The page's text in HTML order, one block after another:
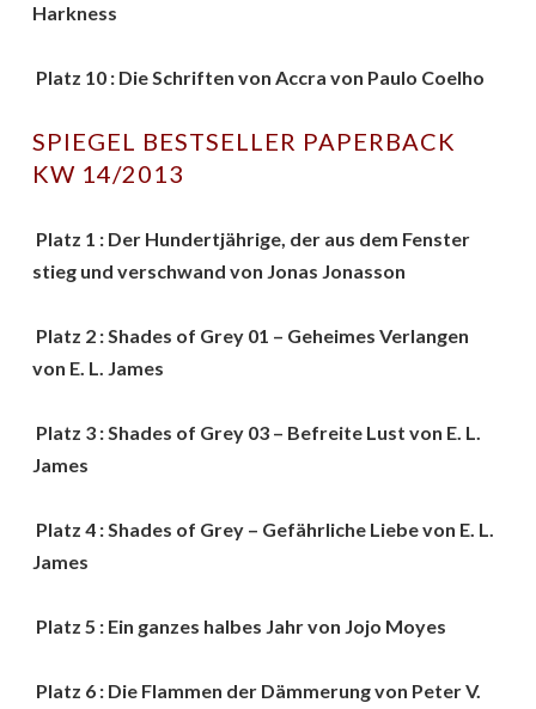
Harkness
Platz 10 : Die Schriften von Accra von Paulo Coelho
SPIEGEL BESTSELLER PAPERBACK
KW 14/2013
Platz 1 : Der Hundertjährige, der aus dem Fenster
stieg und verschwand von Jonas Jonasson
Platz 2 : Shades of Grey 01 – Geheimes Verlangen
von E. L. James
Platz 3 : Shades of Grey 03 – Befreite Lust von E. L.
James
Platz 4 : Shades of Grey – Gefährliche Liebe von E. L.
James
Platz 5 : Ein ganzes halbes Jahr von Jojo Moyes
Platz 6 : Die Flammen der Dämmerung von Peter V.